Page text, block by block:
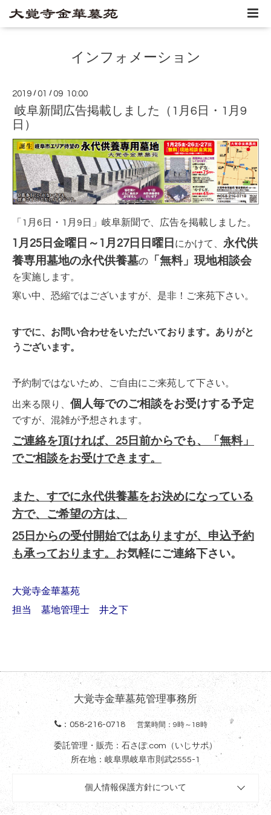
インフォメーション
2019 /01 /09 10:00
岐阜新聞広告掲載しました（1月6日・1月9
日）
「1月6日・1月9日」岐阜新聞で、広告を掲載しました。
1月25日金曜日～1月27日日曜日 にかけて、 永代供
養専用墓地の永代供養墓の 「無料」現地相談会
を実施します。
寒い中、恐縮ではございますが、是非！ご来苑下さい。
すでに、お問い合わせをいただいております。ありがと
うございます。
予約制ではないため、ご自由にご来苑して下さい。
出来る限り、 個人毎でのご相談をお受けする予定
ですが、混雑が予想されます。
ご連絡を頂ければ、25日前からでも、「無料」
でご相談をお受けできます。
また、すでに永代供養墓をお決めになっている
方で、ご希望の方は、
25日からの受付開始ではありますが、申込予約
も承っております。 お気軽にご連絡下さい。
大覚寺金華墓苑
担当 墓地管理士 井之下
大覚寺金華墓苑管理事務所
： 058-216-0718 営業時間：9時～18時
委託管理・販売：石さぽ.com（いしサポ）
所在地：岐阜県岐阜市則武2555-1
個人情報保護方針について